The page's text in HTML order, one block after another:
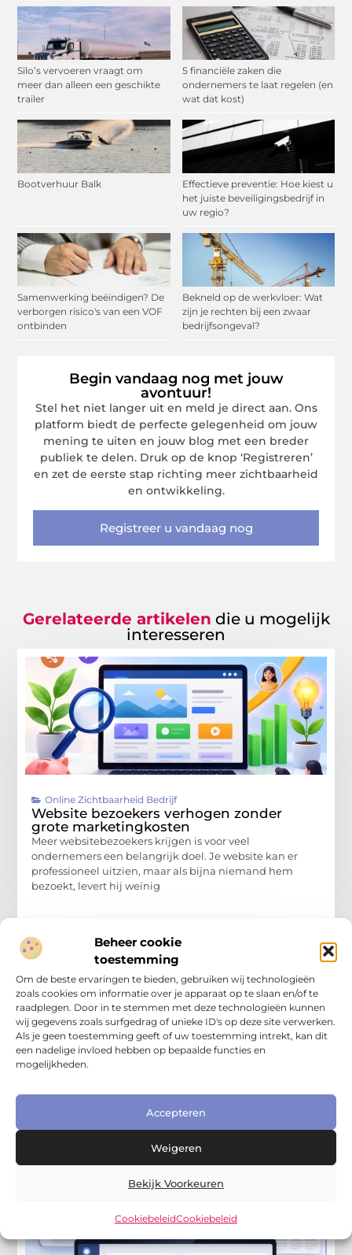
Beheer cookie
toestemming
Om de beste ervaringen te bieden, gebruiken wij technologieën
zoals cookies om informatie over je apparaat op te slaan en/of te
raadplegen. Door in te stemmen met deze technologieën kunnen
wij gegevens zoals surfgedrag of unieke ID's op deze site verwerken.
Als je geen toestemming geeft of uw toestemming intrekt, kan dit
een nadelige invloed hebben op bepaalde functies en
mogelijkheden.
Accepteren
Weigeren
Bekijk Voorkeuren
CookiebeleidCookiebeleid
Silo’s vervoeren vraagt om
meer dan alleen een geschikte
trailer
5 financiële zaken die
ondernemers te laat regelen (en
wat dat kost)
Bootverhuur Balk
Effectieve preventie: Hoe kiest u
het juiste beveiligingsbedrijf in
uw regio?
Samenwerking beëindigen? De
verborgen risico's van een VOF
ontbinden
Bekneld op de werkvloer: Wat
zijn je rechten bij een zwaar
bedrijfsongeval?
Begin vandaag nog met jouw
avontuur!
Stel het niet langer uit en meld je direct aan. Ons
platform biedt de perfecte gelegenheid om jouw
mening te uiten en jouw blog met een breder
publiek te delen. Druk op de knop ‘Registreren’
en zet de eerste stap richting meer zichtbaarheid
en ontwikkeling.
Registreer u vandaag nog
Gerelateerde artikelen die u mogelijk
interesseren
Online Zichtbaarheid Bedrijf
Website bezoekers verhogen zonder
grote marketingkosten
Meer websitebezoekers krijgen is voor veel
ondernemers een belangrijk doel. Je website kan er
professioneel uitzien, maar als bijna niemand hem
bezoekt, levert hij weinig
Google Analytics voor ondernemers
eenvoudig uitgelegd
Google Analytics voor ondernemers is een handig
hulpmiddel om te begrijpen wat bezoekers op je
website doen. Als je werkt aan online zichtbaarheid